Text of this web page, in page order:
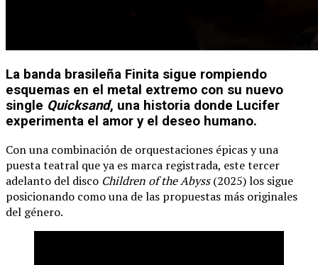
La banda brasileña Finita sigue rompiendo
esquemas en el metal extremo con su nuevo
single Quicksand, una historia donde Lucifer
experimenta el amor y el deseo humano.
Con una combinación de orquestaciones épicas y una
puesta teatral que ya es marca registrada, este tercer
adelanto del disco Children of the Abyss(2025) los sigue
posicionando como una de las propuestas más originales
del género.